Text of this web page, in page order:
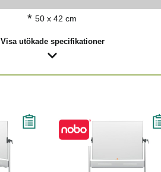
* 50 x 42 cm
Visa utökade specifikationer